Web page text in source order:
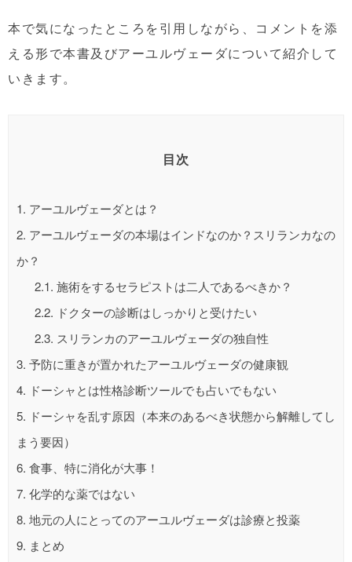
本で気になったところを引用しながら、コメントを添
える形で本書及びアーユルヴェーダについて紹介して
いきます。
目次
1. アーユルヴェーダとは？
2. アーユルヴェーダの本場はインドなのか？スリランカなの
か？
2.1. 施術をするセラピストは二人であるべきか？
2.2. ドクターの診断はしっかりと受けたい
2.3. スリランカのアーユルヴェーダの独自性
3. 予防に重きが置かれたアーユルヴェーダの健康観
4. ドーシャとは性格診断ツールでも占いでもない
5. ドーシャを乱す原因（本来のあるべき状態から解離してし
まう要因）
6. 食事、特に消化が大事！
7. 化学的な薬ではない
8. 地元の人にとってのアーユルヴェーダは診療と投薬
9. まとめ